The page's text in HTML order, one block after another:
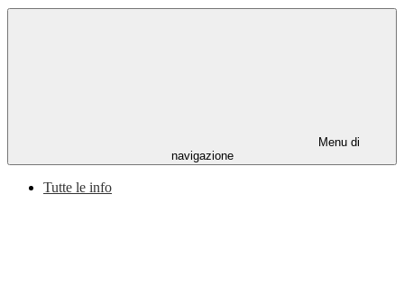
Menu di
navigazione
Tutte le info